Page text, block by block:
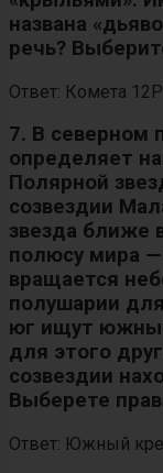
названа
речь?
Ответ: Комета
7. В северном
определяет
Полярной
созвездии
звезда ближе
полюсу мира —
вращается
полушарии
юг ищут
для этого
созвездии
Выберете
Ответ: Южный